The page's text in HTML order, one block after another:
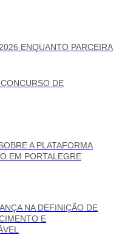
ENQUANTO PARCEIRA
DE
A PLATAFORMA
EM PORTALEGRE
NA DEFINIÇÃO DE
E